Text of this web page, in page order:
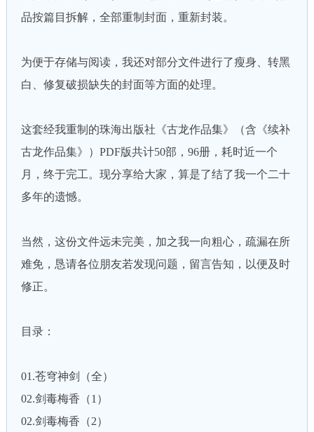
品按篇目拆解，全部重制封面，重新封装。
为便于存储与阅读，我还对部分文件进行了瘦身、转黑
白、修复破损缺失的封面等方面的处理。
这套经我重制的珠海出版社《古龙作品集》（含《续补
古龙作品集》）PDF版共计50部，96册，耗时近一个
月，终于完工。现分享给大家，算是了结了我一个二十
多年的遗憾。
当然，这份文件远未完美，加之我一向粗心，疏漏在所
难免，恳请各位朋友若发现问题，留言告知，以便及时
修正。
目录：
01.苍穹神剑（全）
02.剑毒梅香（1）
02.剑毒梅香（2）